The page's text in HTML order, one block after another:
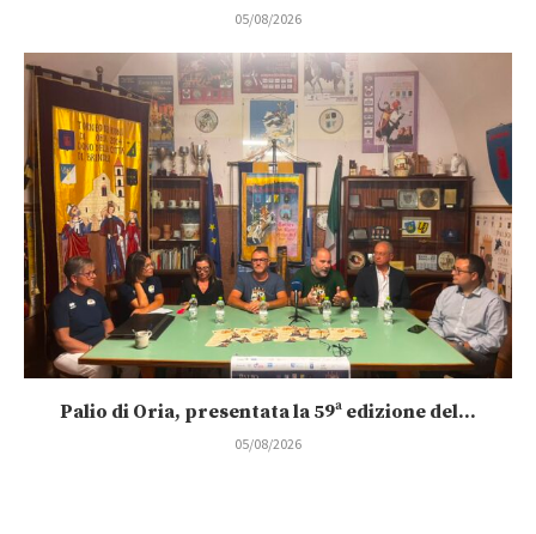
05/08/2026
Palio di Oria, presentata la 59ª edizione del...
05/08/2026